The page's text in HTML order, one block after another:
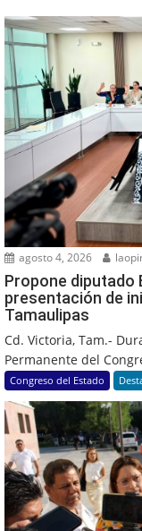
agosto 4, 2026
Propone diputado
presentación de
Tamaulipas
Cd. Victoria, Tam.-
Permanente del
Congreso del Estado